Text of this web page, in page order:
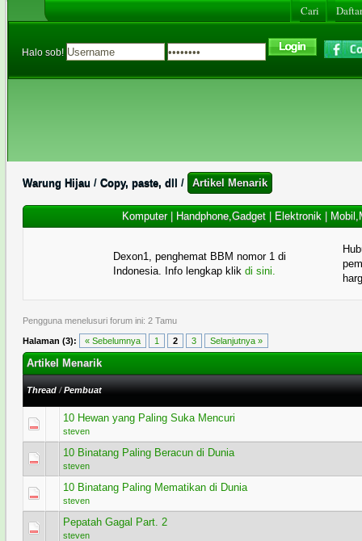
Cari
Halo sob!
Warung Hijau / Copy, paste, dll / Artikel Menarik
Komputer| Handphone,Gadget| Elektronik|
Dexon1, penghemat BBM nomor 1 di
Indonesia. Info lengkap klik di sini.
Pengguna menelusuri forum ini: 2 Tamu
Halaman (3): « Sebelumnya 1 2 3 Selanjutnya »
Artikel Menarik
Thread/Pembuat
10 Hewan yang Paling Suka Mencuri
steven
0 Voting - 0 dari 5 secara Rata-rata
12345
10 Binatang Paling Beracun di Dunia
steven
0 Voting - 0 dari 5 secara Rata-rata
1234 5
10 Binatang Paling Mematikan di Dunia
steven
0 Voting - 0 dari 5 secara Rata-rata
12345
Pepatah Gagal Part. 2
steven
0 Voting - 0 dari 5 secara Rata-rata
1